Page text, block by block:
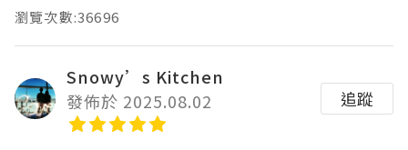
瀏覽次數:36696
Snowy’s Kitchen
發佈於 2025.08.02
追蹤